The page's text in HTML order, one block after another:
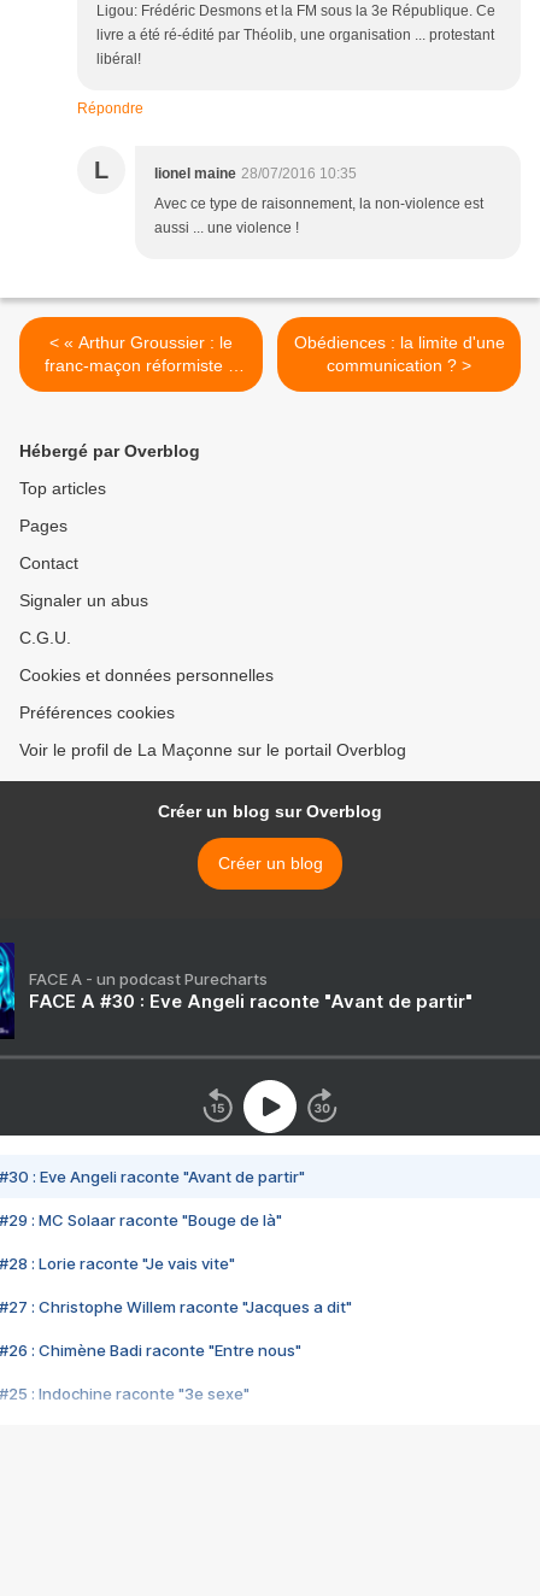
Ligou: Frédéric Desmons et la FM sous la 3e République. Ce
livre a été ré-édité par Théolib, une organisation ... protestant
libéral!
Répondre
L lionel maine 28/07/2016 10:35
Avec ce type de raisonnement, la non-violence est
aussi ... une violence !
< « Arthur Groussier : le
franc-maçon réformiste »
de Denis Lefebvre.
Obédiences : la limite d'une
communication ? >
Hébergé par Overblog
Top articles
Pages
Contact
Signaler un abus
C.G.U.
Cookies et données personnelles
Préférences cookies
Voir le profil de La Maçonne sur le portail Overblog
Créer un blog sur Overblog
Créer un blog
FACE A - un podcast Purecharts
FACE A #30 : Eve Angeli raconte "Avant de partir"
#30 : Eve Angeli raconte "Avant de partir"
#29 : MC Solaar raconte "Bouge de là"
#28 : Lorie raconte "Je vais vite"
#27 : Christophe Willem raconte "Jacques a dit"
#26 : Chimène Badi raconte "Entre nous"
#25 : Indochine raconte "3e sexe"